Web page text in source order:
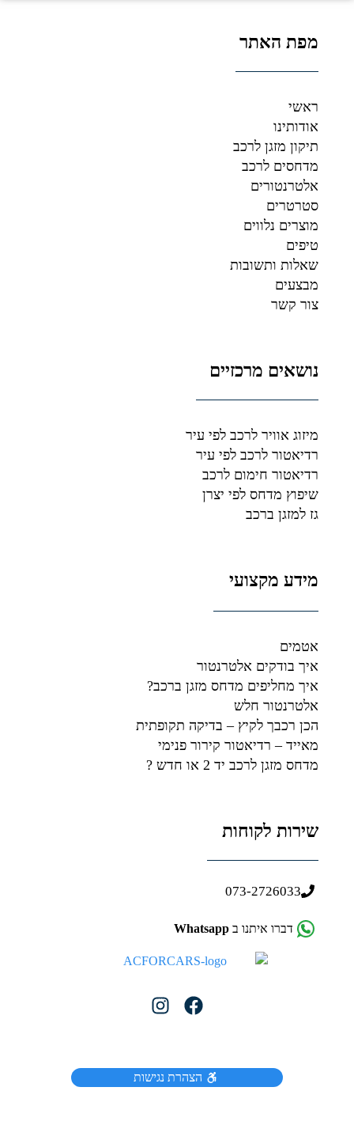
מפת האתר
ראשי
אודותינו
תיקון מזגן לרכב
מדחסים לרכב
אלטרנטורים
סטרטרים
מוצרים נלווים
טיפים
שאלות ותשובות
מבצעים
צור קשר
נושאים מרכזיים
מיזוג אוויר לרכב לפי עיר
רדיאטור לרכב לפי עיר
רדיאטור חימום לרכב
שיפוץ מדחס לפי יצרן
גז למזגן ברכב
מידע מקצועי
אטמים
איך בודקים אלטרנטור
איך מחליפים מדחס מזגן ברכב?
אלטרנטור חלש
הכן רכבך לקיץ – בדיקה תקופתית
מאייד – רדיאטור קירור פנימי
מדחס מזגן לרכב יד 2 או חדש ?
שירות לקוחות
073-2726033
דברו איתנו ב Whatsapp
הצהרת נגישות